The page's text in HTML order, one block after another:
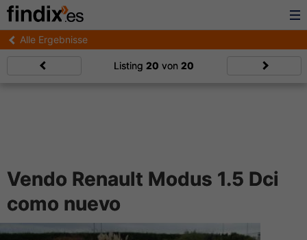
Alle Ergebnisse
Listing 20 von 20
Vendo Renault Modus 1.5 Dci
como nuevo